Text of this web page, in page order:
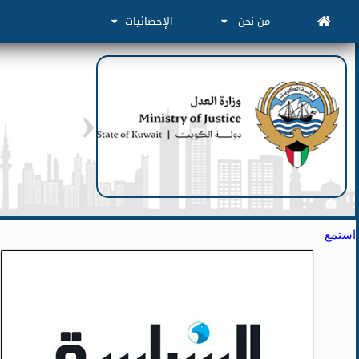
من نحن الإحصائيات
استمع